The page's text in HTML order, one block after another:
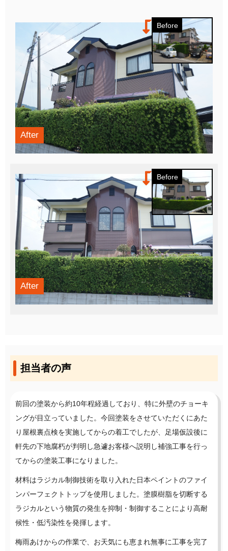
Before
After
Before
After
担当者の声
前回の塗装から約10年程経過しており、特に外壁のチョーキ
ングが目立っていました。今回塗装をさせていただくにあた
り屋根裏点検を実施してからの着工でしたが、足場仮設後に
軒先の下地腐朽が判明し急遽お客様へ説明し補強工事を行っ
てからの塗装工事になりました。
材料はラジカル制御技術を取り入れた日本ペイントのファイ
ンパーフェクトトップを使用しました。塗膜樹脂を切断する
ラジカルという物質の発生を抑制・制御することにより高耐
候性・低汚染性を発揮します。
梅雨あけからの作業で、お天気にも恵まれ無事に工事を完了